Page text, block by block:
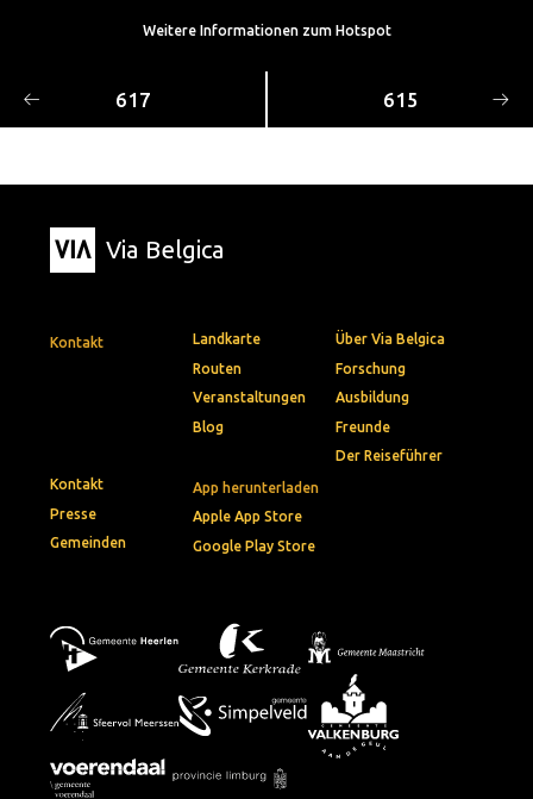
Weitere Informationen zum Hotspot
617 615
Via Belgica
Kontakt
App herunterladen
Apple App Store
Google Play Store
Landkarte
Routen
Veranstaltungen
Blog
Über Via Belgica
Forschung
Ausbildung
Freunde
Der Reiseführer
Kontakt
Presse
Gemeinden